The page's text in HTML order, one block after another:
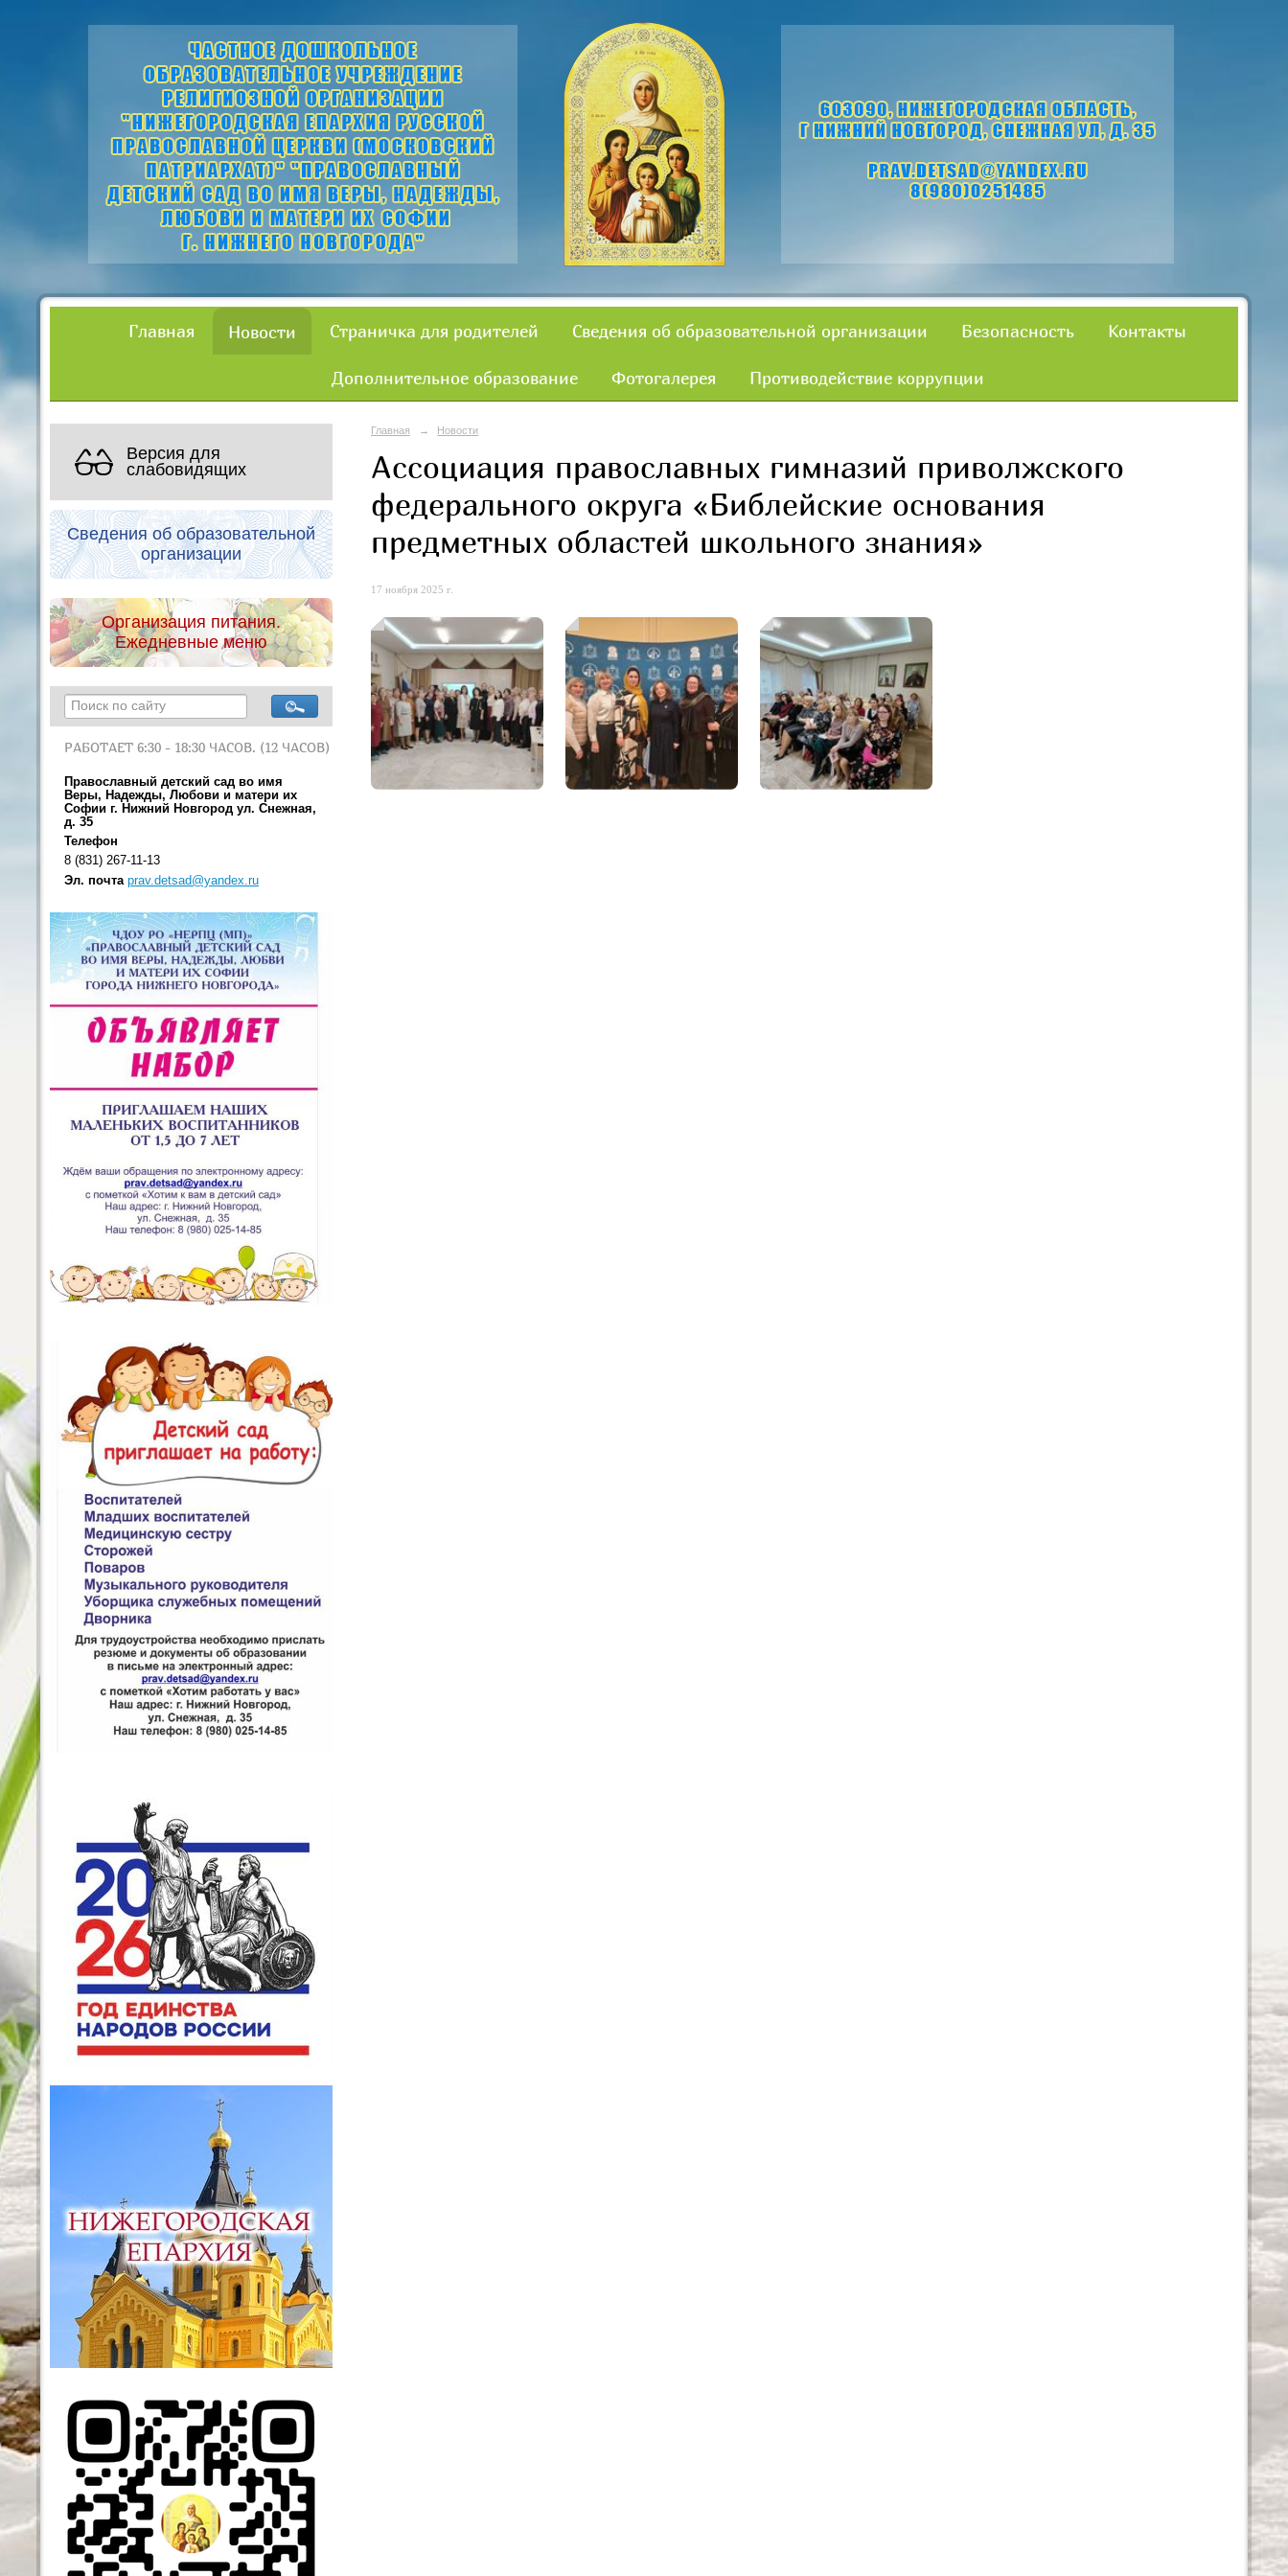
Главная Новости Страничка для родителей Сведения об образовательной организации Безопасность Контакты
Дополнительное образование Фотогалерея Противодействие коррупции
Версия для
слабовидящих
Сведения об образовательной
организации
Организация питания.
Ежедневные меню
РАБОТАЕТ 6:30 - 18:30 ЧАСОВ. (12 ЧАСОВ)
Православный детский сад во имя
Веры, Надежды, Любови и матери их
Софии г. Нижний Новгород ул. Снежная,
д. 35
Телефон
8 (831) 267-11-13
Эл. почта prav.detsad@yandex.ru
Главная → Новости
Ассоциация православных гимназий приволжского
федерального округа «Библейские основания
предметных областей школьного знания»
17 ноября 2025 г.